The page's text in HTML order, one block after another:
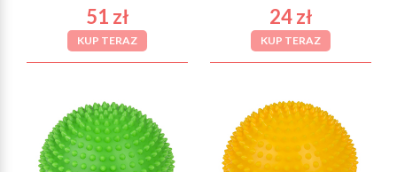
51 zł
KUP TERAZ
24 zł
KUP TERAZ